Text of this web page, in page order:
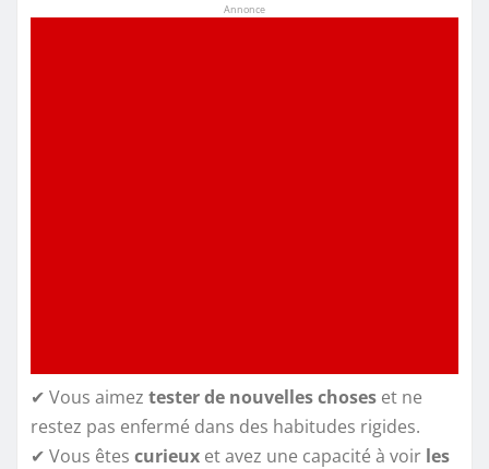
Annonce
✔ Vous aimez tester de nouvelles choses et ne
restez pas enfermé dans des habitudes rigides.
✔ Vous êtes curieux et avez une capacité à voir les